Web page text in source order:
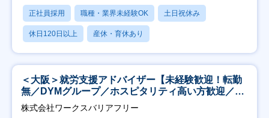
正社員採用 職種・業界未経験OK 土日祝休み
休日120日以上 産休・育休あり
＜大阪＞就労支援アドバイザー【未経験歓迎！転勤
無／DYMグループ／ホスピタリティ高い方歓迎／土
日祝】
株式会社ワークスバリアフリー